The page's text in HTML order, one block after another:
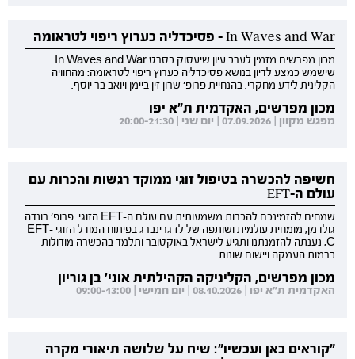
In Waves and War - פסיכדליה כערוץ ריפוי לטראומה
מכון מפרשים מזמין לערב עיון שיעסוק בסרט In Waves and War
שישמש כמצע לדיון בנושא פסיכדליה כערוץ ריפוי לטראומה: מהחוויה
הקלינית לידע מחקרי. בהנחיית פרופ' שרון זין ביימן ויואב בר יוסף.
מכון מפרשים, האקדמית ת"א יפו
מפגש מקוון | 07.09.2026 | יום שני | 20:00-21:30
חשיפה להכשרה בטיפול זוגי ממוקד רגשות והכרות עם
עולם ה-EFT
שמחים להזמינכם להכרות משמעותית עם עולם ה-EFT הזוגי. פרופ' רונדה
גולדמן, מומחית עולמית ושותפה של לז גרינברג בפיתוח המודל הזוגי EFT-
C, נענתה להזמנתנו ותגיע לישראל באוקטובר ותלמד בהכשרה מודולות
ברמות העמקה ויישום שונות.
מכון מפרשים, הקליניקה הקהילתית אוני' בן גוריון
האקדמית ת"א יפו | 08.10.2026 | יום חמישי | 09:00-13:00
"קוראים כאן ועכשיו": שיח על שלושה תיאורי מקרה